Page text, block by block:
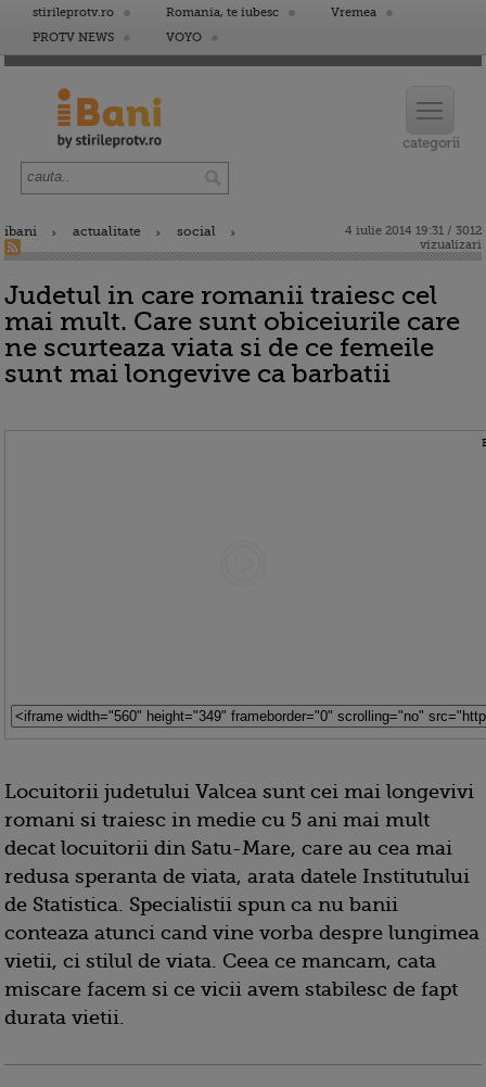
stirileprotv.ro Romania, te iubesc
Vremea
PROTV NEWS
VOYO
ibani actualitate social
4 iulie 2014 19:31 / 3012
vizualizari
Judetul in care romanii traiesc cel
mai mult. Care sunt obiceiurile care
ne scurteaza viata si de ce femeile
sunt mai longevive ca barbatii
Locuitorii judetului Valcea sunt cei mai longevivi
romani si traiesc in medie cu 5 ani mai mult
decat locuitorii din Satu-Mare, care au cea mai
redusa speranta de viata, arata datele Institutului
de Statistica. Specialistii spun ca nu banii
conteaza atunci cand vine vorba despre lungimea
vietii, ci stilul de viata. Ceea ce mancam, cata
miscare facem si ce vicii avem stabilesc de fapt
durata vietii.